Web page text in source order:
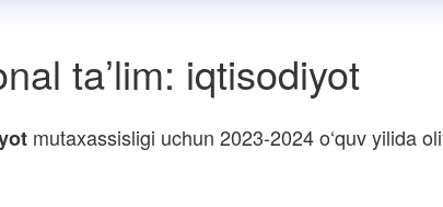
taʼlim: iqtisodiyot
mutaxassisligi uchun 2023-2024 o‘quv yilida